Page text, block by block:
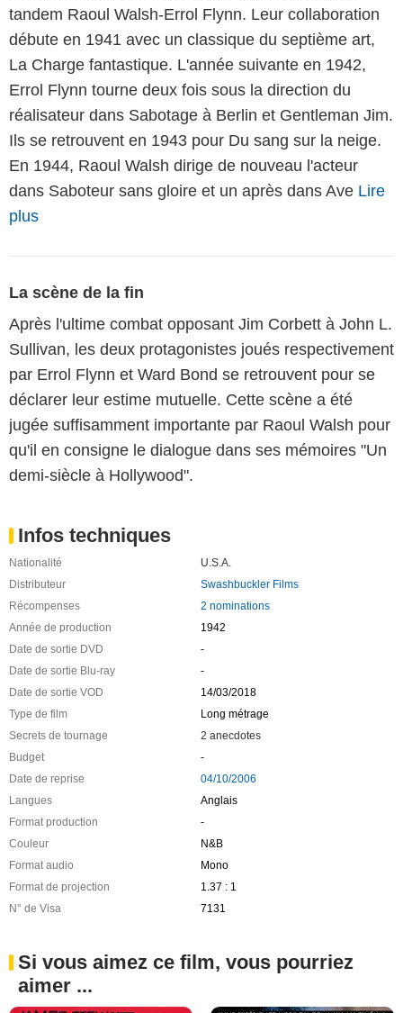
tandem Raoul Walsh-Errol Flynn. Leur collaboration
débute en 1941 avec un classique du septième art,
La Charge fantastique. L'année suivante en 1942,
Errol Flynn tourne deux fois sous la direction du
réalisateur dans Sabotage à Berlin et Gentleman Jim.
Ils se retrouvent en 1943 pour Du sang sur la neige.
En 1944, Raoul Walsh dirige de nouveau l'acteur
dans Saboteur sans gloire et un après dans Ave Lire
plus
La scène de la fin
Après l'ultime combat opposant Jim Corbett à John L.
Sullivan, les deux protagonistes joués respectivement
par Errol Flynn et Ward Bond se retrouvent pour se
déclarer leur estime mutuelle. Cette scène a été
jugée suffisamment importante par Raoul Walsh pour
qu'il en consigne le dialogue dans ses mémoires "Un
demi-siècle à Hollywood".
Infos techniques
Nationalité
U.S.A.
Distributeur
Swashbuckler Films
Récompenses
2 nominations
Année de production
1942
Date de sortie DVD
-
Date de sortie Blu-ray
-
Date de sortie VOD
14/03/2018
Type de film
Long métrage
Secrets de tournage
2 anecdotes
Budget
-
Date de reprise
04/10/2006
Langues
Anglais
Format production
-
Couleur
N&B
Format audio
Mono
Format de projection
1.37 : 1
N° de Visa
7131
Si vous aimez ce film, vous pourriez
aimer ...